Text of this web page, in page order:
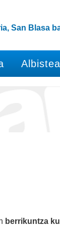
San Blasa
berrikuntza